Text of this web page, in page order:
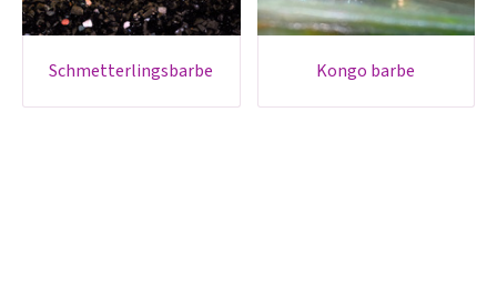
schmetterlingsbarbe kongo barbe